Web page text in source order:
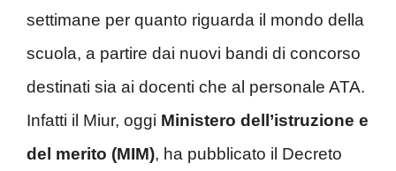
settimane per quanto riguarda il mondo della
scuola, a partire dai nuovi bandi di concorso
destinati sia ai docenti che al personale ATA.
Infatti il Miur, oggi Ministero dell’istruzione e
del merito (MIM), ha pubblicato il Decreto